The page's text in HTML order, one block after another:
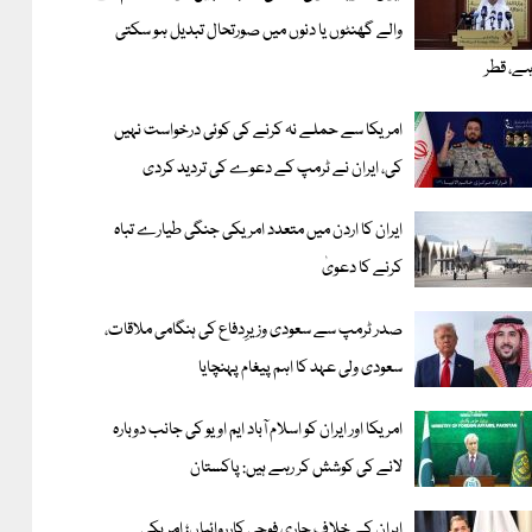
والے گھنٹوں یا دنوں میں صورتحال تبدیل ہو سکتی
ہے، قطر
امریکا سے حملے نہ کرنے کی کوئی درخواست نہیں
کی، ایران نے ٹرمپ کے دعوے کی تردید کردی
ایران کا اردن میں متعدد امریکی جنگی طیارے تباہ
کرنے کا دعویٰ
صدر ٹرمپ سے سعودی وزیرِدفاع کی ہنگامی ملاقات،
سعودی ولی عہد کا اہم پیغام پہنچایا
امریکا اور ایران کو اسلام آباد ایم او یو کی جانب دوبارہ
لانے کی کوشش کر رہے ہیں: پاکستان